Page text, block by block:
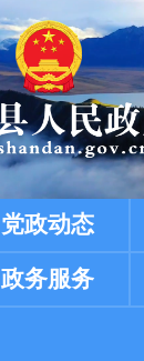
党政动态
政务服务